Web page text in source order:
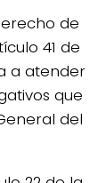
de
41 de
a atender
que
del